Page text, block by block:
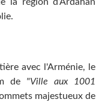
avec l'Arménie, le
de "Ville aux 1001
majestueux de